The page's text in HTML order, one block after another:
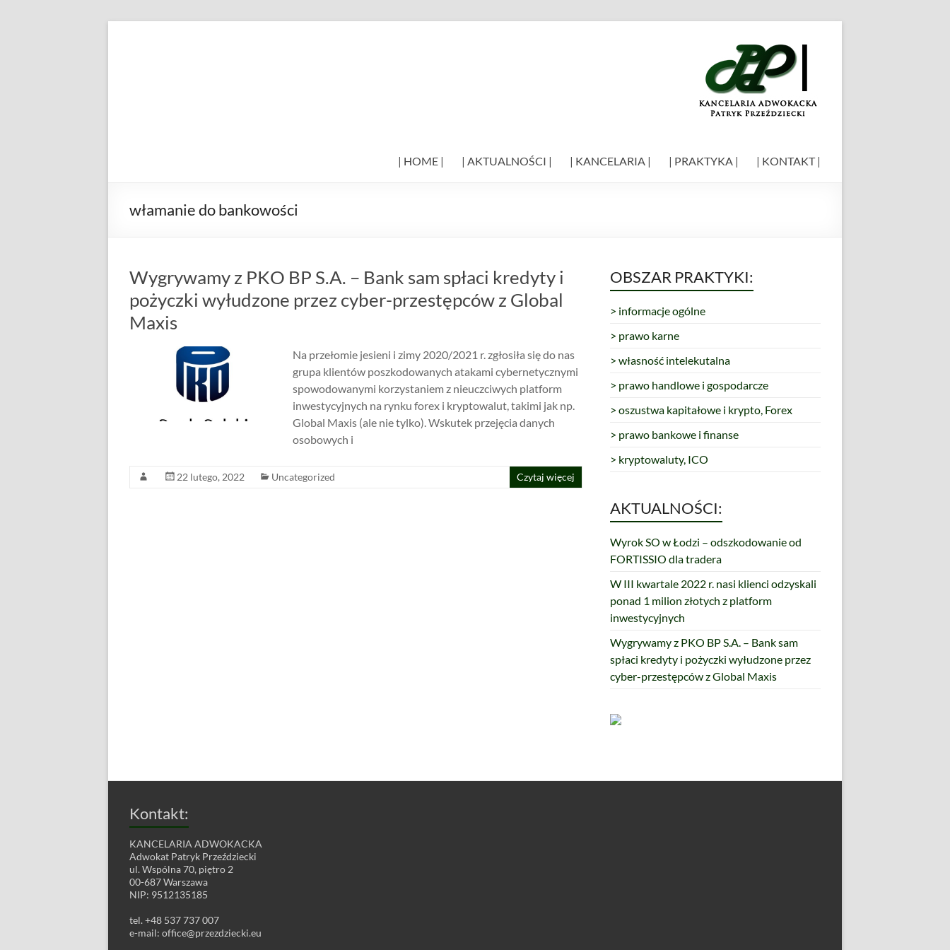
| HOME | | AKTUALNOŚCI | | KANCELARIA | | PRAKTYKA | | KONTAKT |
włamanie do bankowości
Wygrywamy z PKO BP S.A. – Bank sam spłaci kredyty i
pożyczki wyłudzone przez cyber-przestępców z Global
Maxis
Na przełomie jesieni i zimy 2020/2021 r. zgłosiła się do nas
grupa klientów poszkodowanych atakami cybernetycznymi
spowodowanymi korzystaniem z nieuczciwych platform
inwestycyjnych na rynku forex i kryptowalut, takimi jak np.
Global Maxis (ale nie tylko). Wskutek przejęcia danych
osobowych i
22 lutego, 2022 Uncategorized Czytaj więcej
OBSZAR PRAKTYKI:
> informacje ogólne
> prawo karne
> własność intelekutalna
> prawo handlowe i gospodarcze
> oszustwa kapitałowe i krypto, Forex
> prawo bankowe i finanse
> kryptowaluty, ICO
AKTUALNOŚCI:
Wyrok SO w Łodzi – odszkodowanie od
FORTISSIO dla tradera
W III kwartale 2022 r. nasi klienci odzyskali
ponad 1 milion złotych z platform
inwestycyjnych
Wygrywamy z PKO BP S.A. – Bank sam
spłaci kredyty i pożyczki wyłudzone przez
cyber-przestępców z Global Maxis
Kontakt:
KANCELARIA ADWOKACKA
Adwokat Patryk Przeździecki
ul. Wspólna 70, piętro 2
00-687 Warszawa
NIP: 9512135185
tel. +48 537 737 007
e-mail: office@przezdziecki.eu